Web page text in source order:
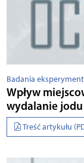
Badania
Wpływ
wydalanie
Treść artykułu